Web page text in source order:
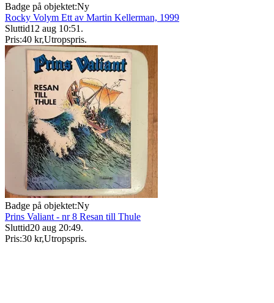
Badge på objektet:Ny
Rocky Volym Ett av Martin Kellerman, 1999
Sluttid12 aug 10:51 .
Pris:40 kr,Utropspris.
Badge på objektet:Ny
Prins Valiant - nr 8 Resan till Thule
Sluttid20 aug 20:49.
Pris:30 kr,Utropspris.